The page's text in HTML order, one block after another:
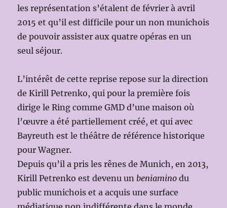
les représentation s’étalent de février à avril
2015 et qu’il est difficile pour un non munichois
de pouvoir assister aux quatre opéras en un
seul séjour.
L’intérêt de cette reprise repose sur la direction
de Kirill Petrenko, qui pour la première fois
dirige le Ring comme GMD d’une maison où
l’œuvre a été partiellement créé, et qui avec
Bayreuth est le théâtre de référence historique
pour Wagner.
Depuis qu’il a pris les rênes de Munich, en 2013,
Kirill Petrenko est devenu un beniamino du
public munichois et a acquis une surface